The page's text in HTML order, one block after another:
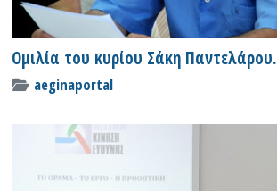
Ομιλία του κυρίου Σάκη Παντελάρου.
aeginaportal